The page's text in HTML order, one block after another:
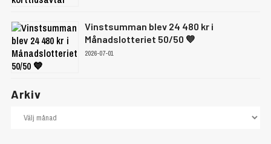
Vinstsumman blev 24 480 kr i
Månadslotteriet 50/50 💙
2026-07-01
Arkiv